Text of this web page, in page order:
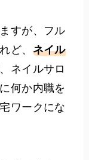
すが、フル
ど、 ネイル
ネイルサロ
何か内職を
ワークにな